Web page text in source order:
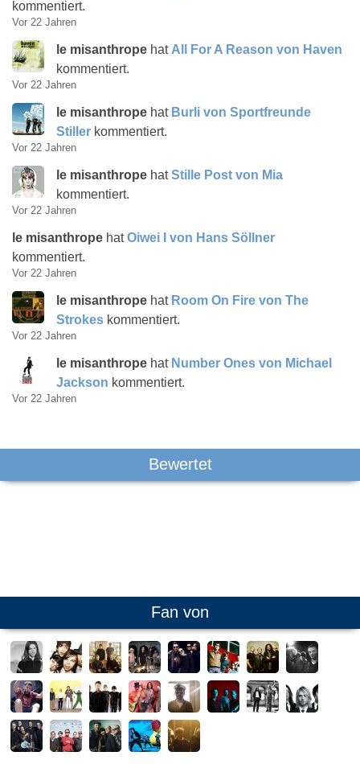
kommentiert.
Vor 22 Jahren
le misanthrope hat All For A Reason von Haven
kommentiert.
Vor 22 Jahren
le misanthrope hat Burli von Sportfreunde
Stiller kommentiert.
Vor 22 Jahren
le misanthrope hatStille Post von Mia
kommentiert.
Vor 22 Jahren
le misanthrope hatOiwei I von Hans Söllner
kommentiert.
Vor 22 Jahren
le misanthrope hat Room On Fire von The
Strokes kommentiert.
Vor 22 Jahren
le misanthrope hat Number Ones von Michael
Jackson kommentiert.
Vor 22 Jahren
Bewertet
Fan von